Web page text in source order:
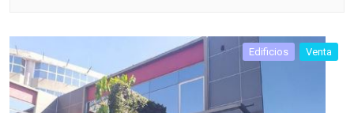
Edificios Venta